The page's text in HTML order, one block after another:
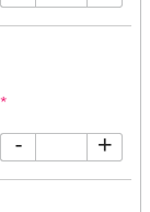
*
- +